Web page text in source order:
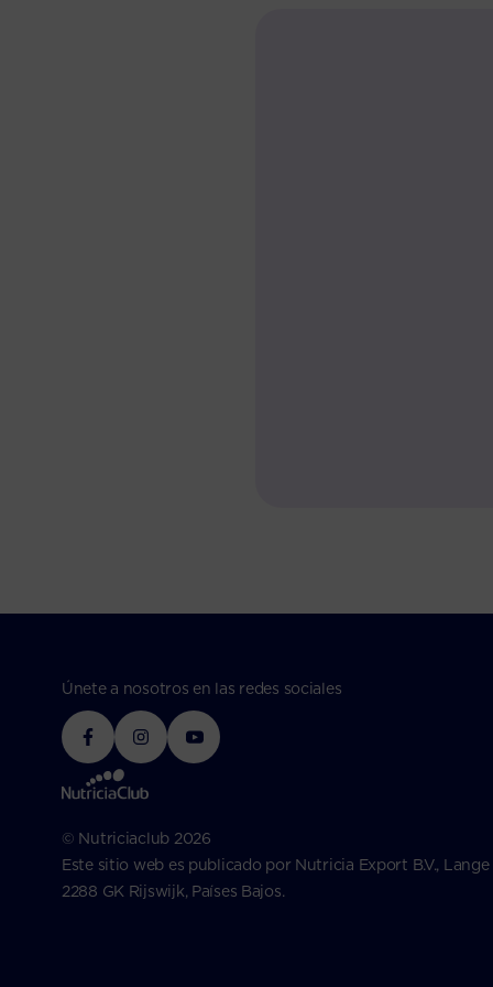
Únete a nosotros en las redes sociales
© Nutriciaclub 2026
Este sitio web es publicado por Nutricia Export B.V., Lange
2288 GK Rijswijk, Países Bajos.